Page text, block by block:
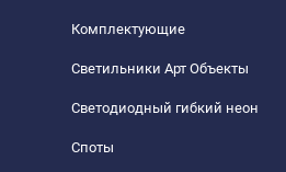
Комплектующие
Светильники Арт Объекты
Светодиодный гибкий неон
Споты